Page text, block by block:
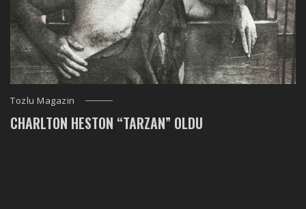
Tozlu Magazin
CHARLTON HESTON “TARZAN” OLDU